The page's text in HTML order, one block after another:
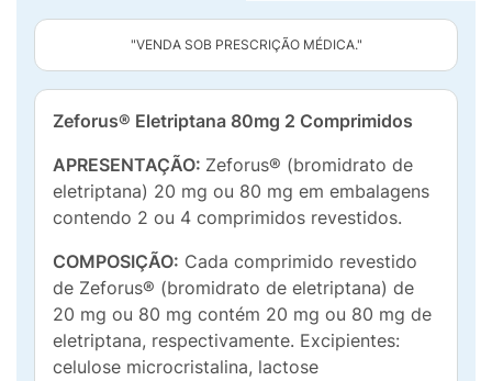
"VENDA SOB PRESCRIÇÃO MÉDICA."
Zeforus® Eletriptana 80mg 2 Comprimidos
APRESENTAÇÃO: Zeforus® (bromidrato de
eletriptana) 20 mg ou 80 mg em embalagens
contendo 2 ou 4 comprimidos revestidos.
COMPOSIÇÃO: Cada comprimido revestido
de Zeforus® (bromidrato de eletriptana) de
20 mg ou 80 mg contém 20 mg ou 80 mg de
eletriptana, respectivamente. Excipientes:
celulose microcristalina, lactose